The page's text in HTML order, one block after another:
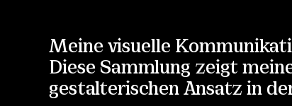
Meine visuelle
Diese Sammlung zeigt
gestalterischen Ansatz in